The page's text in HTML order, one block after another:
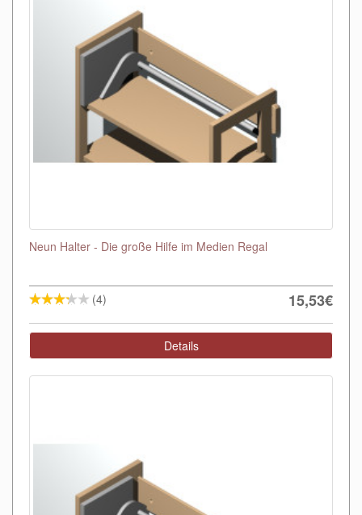
Neun Halter - Die große Hilfe im Medien Regal
(4) 15,53€
Details